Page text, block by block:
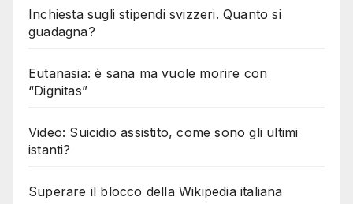
Inchiesta sugli stipendi svizzeri. Quanto si
guadagna?
Eutanasia: è sana ma vuole morire con
“Dignitas”
Video: Suicidio assistito, come sono gli ultimi
istanti?
Superare il blocco della Wikipedia italiana